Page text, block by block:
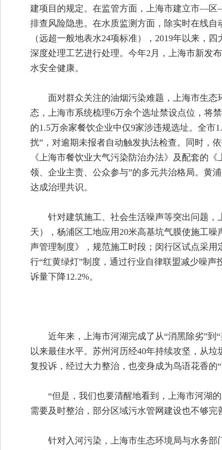
建项目的规定。在监管方面，上海市建立市—
排查风险隐患。在水质监测方面，除实时在线
（远超一般地表水24项标准），2019年以来，
深度处理工艺进行处理。今年2月，上海市新发
水安全健康。
面对群众关注的油烟污染难题，上海市生态
态，上海市系统梳理6万余个选址禁设点位，将
的1.5万余家餐饮企业中仅9家涉违规选址。全
扰”，对逾期未报者自动触发执法检查。同时，
《上海市餐饮业大气污染防治办法》及配套的
领、企业主责、公众参与”的多元共治格局。黄
达成治理共识。
针对建筑施工、社会生活噪声等突出问题
天），杨浦区工地应用20米高基坑气膜使施工
声管理制度》，规范施工时段；闵行区试点采
行“红黄绿灯”制度，通过行业自律联盟减少噪
诉量下降12.2%。
近年来，上海市河湖完成了从“消黑除劣”到
以来最佳水平。苏州河历经40年持续攻坚，从
复投诉，经过大力整治，也变身成为鸟语花香的
“但是，我们也要清醒地看到，上海市河湖
需要及时整治，部分区域污水管网建设也不够
针对入河污染，上海市生态环境局与水务